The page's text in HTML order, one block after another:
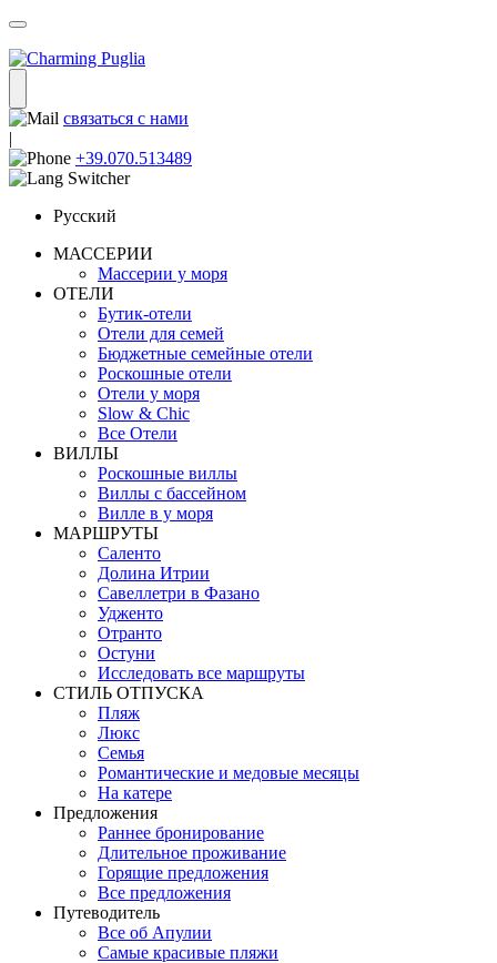
связаться с нами
|
+39.070.513489
Русский
МАССЕРИИ
Массерии у моря
ОТЕЛИ
Бутик-отели
Отели для семей
Бюджетные семейные отели
Роскошные отели
Отели у моря
Slow & Chic
Все Отели
ВИЛЛЫ
Роскошные виллы
Виллы с бассейном
Вилле в у моря
MАРШРУТЫ
Саленто
Долина Итрии
Савеллетри в Фазано
Удженто
Отранто
Остуни
Исследовать все маршруты
СТИЛЬ OТПУСКА
Пляж
Люкс
Семья
Романтические и медовые месяцы
На катере
Предложения
Раннее бронирование
Длительное проживание
Горящие предложения
Все предложения
Путеводитель
Все об Апулии
Самые красивые пляжи